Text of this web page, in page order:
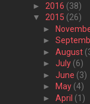
► 2016 (38)
▼ 2015 (26)
►
►
► August
► July (6)
► June (3)
►
May (4)
► April (1)